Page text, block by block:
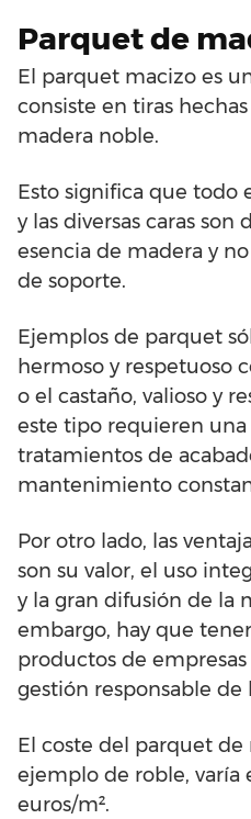
Parquet de
El parquet macizo es
consiste en tiras
madera noble.
Esto significa que todo
y las diversas caras
esencia de madera y
de soporte.
Ejemplos de parquet
hermoso y respetuoso
o el castaño, valioso y
este tipo requieren
tratamientos de
mantenimiento
Por otro lado, las
son su valor, el uso
y la gran difusión de la
embargo, hay que
productos de
gestión responsable de
El coste del parquet
ejemplo de roble, varía
euros/m².